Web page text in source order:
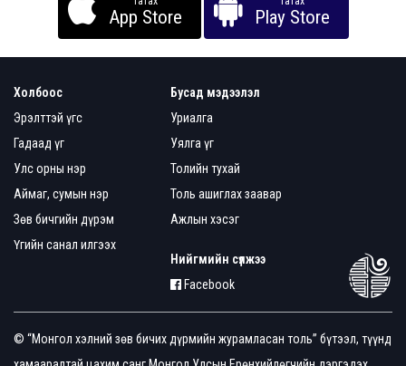
App Store Play Store
Холбоос
Эрэлттэй үгс
Гадаад үг
Улс орны нэр
Аймаг, сумын нэр
Зөв бичгийн дүрэм
Үгийн санал илгээх
Бусад мэдээлэл
Уриалга
Уялга үг
Толийн тухай
Толь ашиглах заавар
Ажлын хэсэг
Нийгмийн сүлжээ
Facebook
© “Монгол хэлний зөв бичих дүрмийн журамласан толь” бүтээл, түүнд